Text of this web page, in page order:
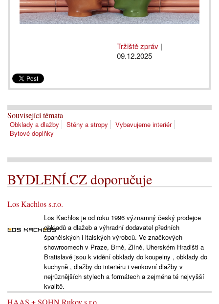
Tržiště zpráv |
09.12.2025
Související témata
Obklady a dlažby Stěny a stropy
Vybavujeme interiér
Bytové doplňky
BYDLENÍ.CZ doporučuje
Los Kachlos s.r.o.
Los Kachlos je od roku 1996 významný český prodejce
obkladů a dlažeb a výhradní dodavatel předních
španělských i italských výrobců. Ve značkových
showroomech v Praze, Brně, Zlíně, Uherském Hradišti a
Bratislavě jsou k vidění obklady do koupelny , obklady do
kuchyně , dlažby do interiéru i venkovní dlažby v
nejrůznějších stylech a formátech a zejména té nejvyšší
kvalitě.
HAAS + SOHN Rukov s.r.o.